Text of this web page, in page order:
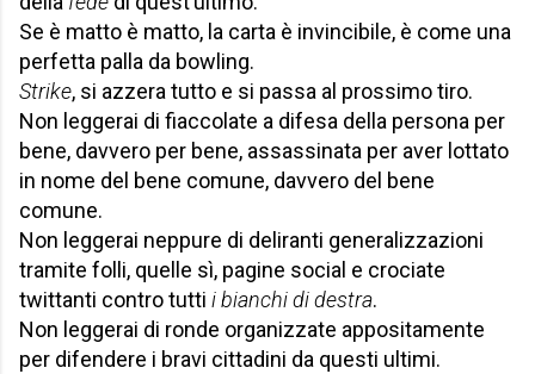
Se è matto è matto, la carta è invincibile, è come una
perfetta palla da bowling.
Strike, si azzera tutto e si passa al prossimo tiro.
Non leggerai di fiaccolate a difesa della persona per
bene, davvero per bene, assassinata per aver lottato
in nome del bene comune, davvero del bene
comune.
Non leggerai neppure di deliranti generalizzazioni
tramite folli, quelle sì, pagine social e crociate
twittanti contro tutti ibianchi di destra.
Non leggerai di ronde organizzate appositamente
per difendere i bravi cittadini da questi ultimi.